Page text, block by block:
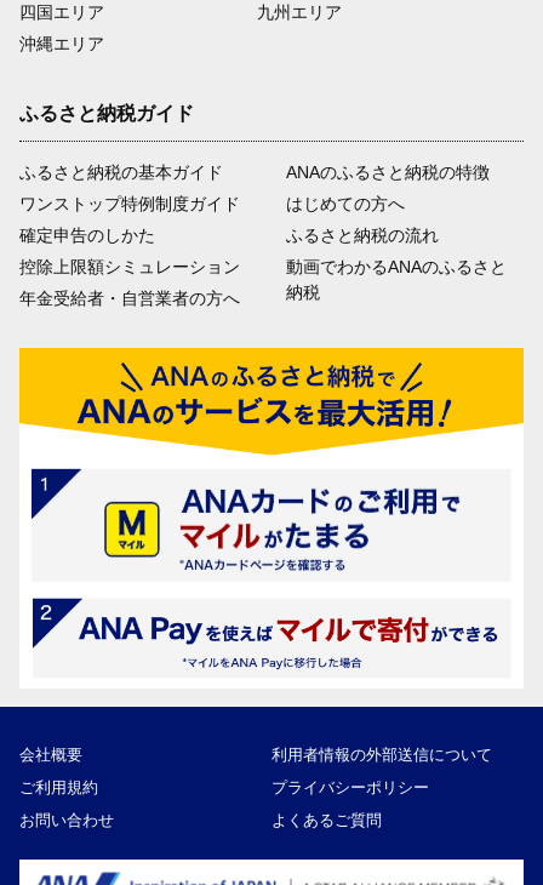
四国エリア
沖縄エリア
九州エリア
ふるさと納税ガイド
ふるさと納税の基本ガイド
ワンストップ特例制度ガイド
確定申告のしかた
控除上限額シミュレーション
年金受給者・自営業者の方へ
ANAのふるさと納税の特徴
はじめての方へ
ふるさと納税の流れ
動画でわかるANAのふるさと
納税
会社概要
利用者情報の外部送信について
ご利用規約
プライバシーポリシー
お問い合わせ
よくあるご質問